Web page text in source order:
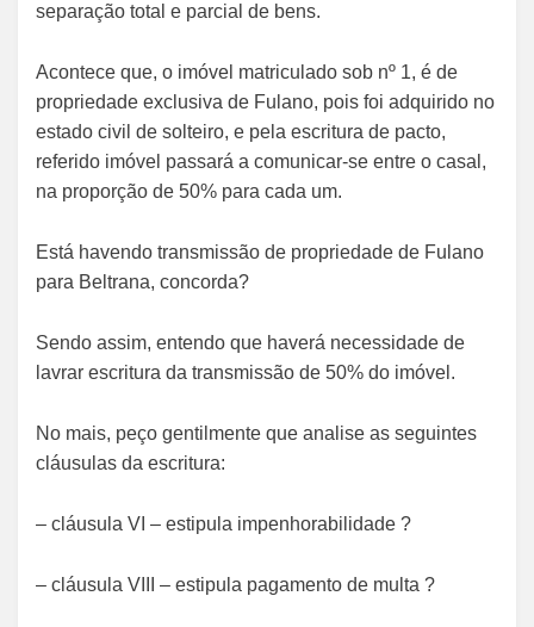
separação total e parcial de bens.
Acontece que, o imóvel matriculado sob nº 1, é de
propriedade exclusiva de Fulano, pois foi adquirido no
estado civil de solteiro, e pela escritura de pacto,
referido imóvel passará a comunicar-se entre o casal,
na proporção de 50% para cada um.
Está havendo transmissão de propriedade de Fulano
para Beltrana, concorda?
Sendo assim, entendo que haverá necessidade de
lavrar escritura da transmissão de 50% do imóvel.
No mais, peço gentilmente que analise as seguintes
cláusulas da escritura:
– cláusula VI – estipula impenhorabilidade ?
– cláusula VIII – estipula pagamento de multa ?